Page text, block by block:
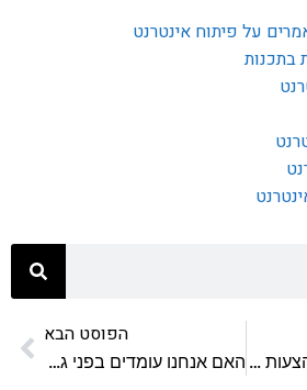
על פיתוח אינטרנט
בתכנות
מה עושים עם כל ההצעות מהמגייסים?
הפוסט הבא
האם אנחנו עומדים בפני גל תביעות נגישות?